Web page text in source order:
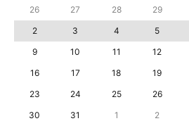
26 27 28 29
2
3 4 5
9
10 11 12
16
17 18 19
23
24 25 26
30
31 1 2